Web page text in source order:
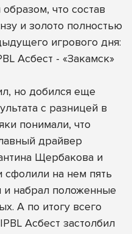
что состав
и золото полностью
игрового дня:
Асбест - «Закамск»
но добился еще
с разницей в
понимали, что
драйвер
Щербакова и
сфолили на нем пять
и набрал положенные
А по итогу всего
Асбест застолбил